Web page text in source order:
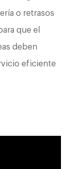
o retrasos
que el
deben
eficiente